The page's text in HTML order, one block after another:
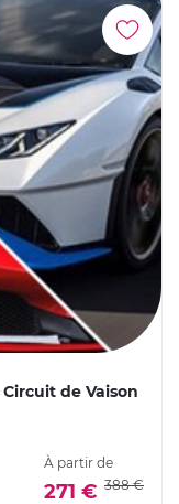
de Vaison
À partir de
271 € 388 €